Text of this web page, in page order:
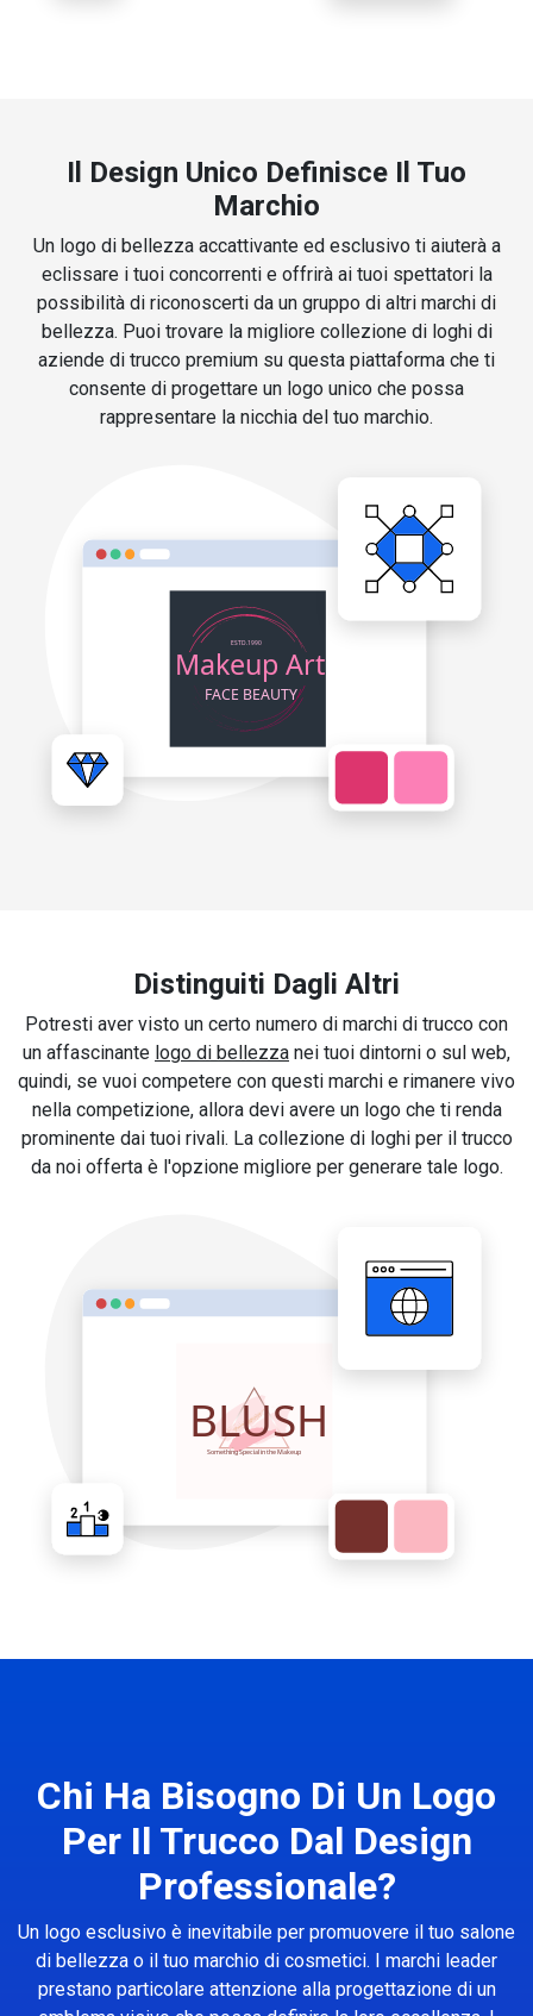
Il Design Unico Definisce Il Tuo
Marchio
Un logo di bellezza accattivante ed esclusivo ti aiuterà a
eclissare i tuoi concorrenti e offrirà ai tuoi spettatori la
possibilità di riconoscerti da un gruppo di altri marchi di
bellezza. Puoi trovare la migliore collezione di loghi di
aziende di trucco premium su questa piattaforma che ti
consente di progettare un logo unico che possa
rappresentare la nicchia del tuo marchio.
Distinguiti Dagli Altri
Potresti aver visto un certo numero di marchi di trucco con
un affascinante logo di bellezza nei tuoi dintorni o sul web,
quindi, se vuoi competere con questi marchi e rimanere vivo
nella competizione, allora devi avere un logo che ti renda
prominente dai tuoi rivali. La collezione di loghi per il trucco
da noi offerta è l'opzione migliore per generare tale logo.
Chi Ha Bisogno Di Un Logo
Per Il Trucco Dal Design
Professionale?
Un logo esclusivo è inevitabile per promuovere il tuo salone
di bellezza o il tuo marchio di cosmetici. I marchi leader
prestano particolare attenzione alla progettazione di un